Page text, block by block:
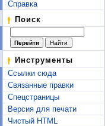
Справка
Поиск
Инструменты
Ссылки сюда
Связанные правки
Спецстраницы
Версия для печати
Чистый HTML